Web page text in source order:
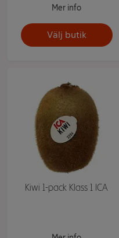
Mer info
Välj butik
Kiwi 1-pack Klass 1 ICA